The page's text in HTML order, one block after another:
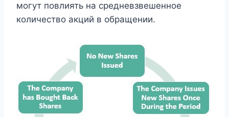
могут повлиять на средневзвешенное
количество акций в обращении.